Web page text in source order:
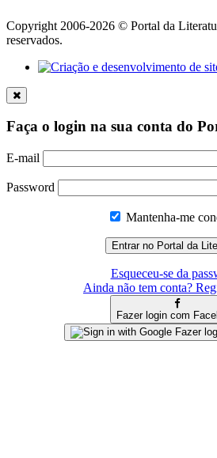
Copyright 2006-2026 © Portal da
reservados.
Faça o login na sua conta do
E-mail
Password
Mantenha-me
Esqueceu-se da
Ainda não tem conta?
Fazer login com
Fazer